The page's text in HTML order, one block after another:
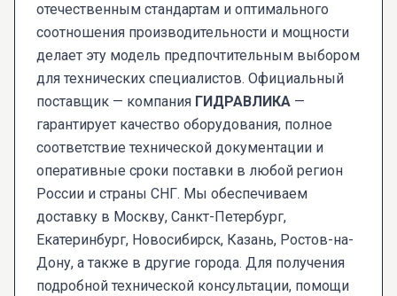
отечественным стандартам и оптимального
соотношения производительности и мощности
делает эту модель предпочтительным выбором
для технических специалистов. Официальный
поставщик — компания ГИДРАВЛИКА —
гарантирует качество оборудования, полное
соответствие технической документации и
оперативные сроки поставки в любой регион
России и страны СНГ. Мы обеспечиваем
доставку в Москву, Санкт-Петербург,
Екатеринбург, Новосибирск, Казань, Ростов-на-
Дону, а также в другие города. Для получения
подробной технической консультации, помощи